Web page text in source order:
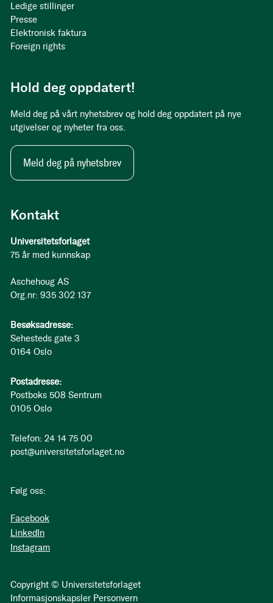
Kontakt
Universitetsforlaget
75 år med kunnskap
Aschehoug AS
Org.nr: 935 302 137
Besøksadresse:
Sehesteds gate 3
0164 Oslo
Postadresse:
Postboks 508 Sentrum
0105 Oslo
Telefon: 24 14 75 00
post@universitetsforlaget.no
Følg oss:
Facebook
LinkedIn
Instagram
Copyright © Universitetsforlaget
Informasjonskapsler Personvern
Ledige stillinger
Presse
Elektronisk faktura
Foreign rights
Hold deg oppdatert!
Meld deg på vårt nyhetsbrev og hold deg oppdatert på nye
utgivelser og nyheter fra oss.
Meld deg på nyhetsbrev